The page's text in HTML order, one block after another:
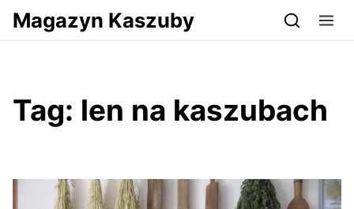
Przejdź do serwisu magazynkaszuby.pl
Magazyn Kaszuby
Tag: len na kaszubach